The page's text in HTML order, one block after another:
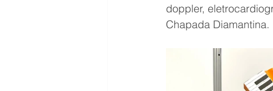
doppler,
Chapada Diamantina.